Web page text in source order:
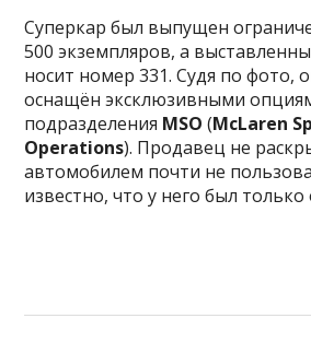
Суперкар был выпущен
500 экземпляров, а
носит номер 331. Судя по фото,
оснащён эксклюзивными
подразделения MSO (McLaren
Operations). Продавец не
автомобилем почти не
известно, что у него был